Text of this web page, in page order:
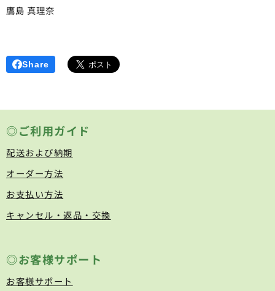
鷹島 真理奈
Share
◎ご利用ガイド
配送および納期
オーダー方法
お支払い方法
キャンセル・返品・交換
◎お客様サポート
お客様サポート